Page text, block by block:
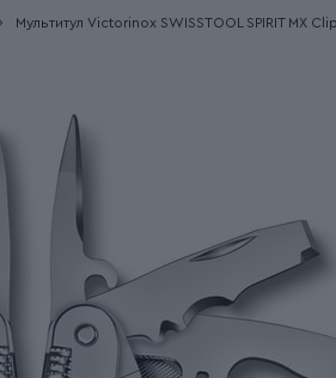
Мультитул Victorinox SWISSTOOL SPIRIT MX